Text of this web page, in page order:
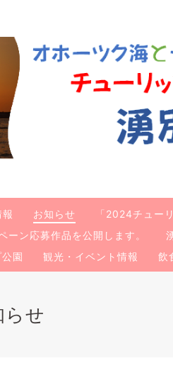
お知らせ
「2024チュー
ン応募作品を公開します。
園
観光・イベント情報 飲
らせ